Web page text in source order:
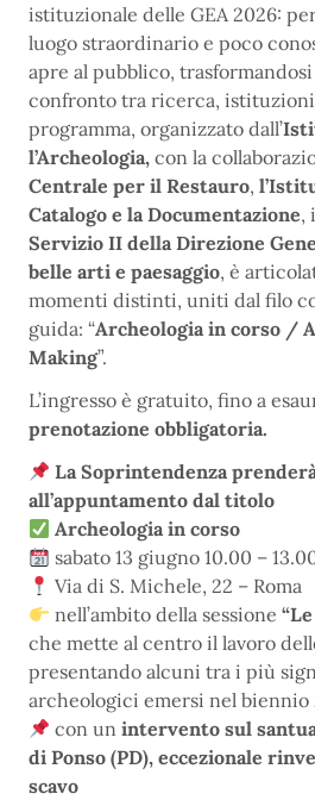
istituzionale delle GEA 2026:
luogo straordinario e poco
apre al pubblico,
confronto tra ricerca,
programma, organizzato dall’
l’Archeologia, con la
Centrale per il Restauro,
Catalogo e la Documentazione,
Servizio II della Direzione
belle arti e paesaggio, è
momenti distinti, uniti dal filo
guida: “Archeologia in corso /
Making”.
L’ingresso è gratuito, fino a
prenotazione obbligatoria.
La Soprintendenza
all’appuntamento dal titolo
Archeologia in corso
sabato 13 giugno 10.00 –
Via di S. Michele, 22 – Roma
nell’ambito della sessione
che mette al centro il lavoro
presentando alcuni tra i più
archeologici emersi nel biennio
con unintervento sul
di Ponso (PD), eccezionale
scavo